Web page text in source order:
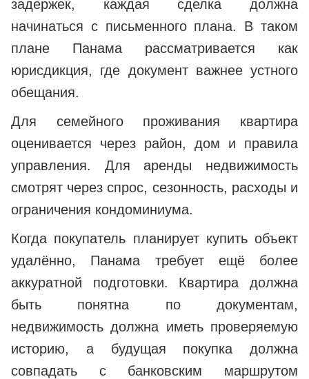
задержек, каждая сделка должна
начинаться с письменного плана. В таком
плане Панама рассматривается как
юрисдикция, где документ важнее устного
обещания.
Для семейного проживания квартира
оценивается через район, дом и правила
управления. Для аренды недвижимость
смотрят через спрос, сезонность, расходы и
ограничения кондоминиума.
Когда покупатель планирует купить объект
удалённо, Панама требует ещё более
аккуратной подготовки. Квартира должна
быть понятна по документам,
недвижимость должна иметь проверяемую
историю, а будущая покупка должна
совпадать с банковским маршрутом